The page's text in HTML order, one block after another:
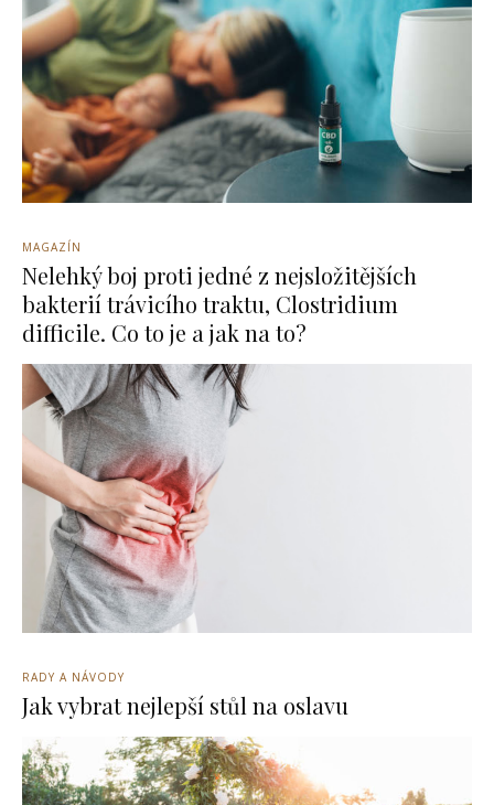
MAGAZÍN
Nelehký boj proti jedné z nejsložitějších
bakterií trávicího traktu, Clostridium
difficile. Co to je a jak na to?
RADY A NÁVODY
Jak vybrat nejlepší stůl na oslavu